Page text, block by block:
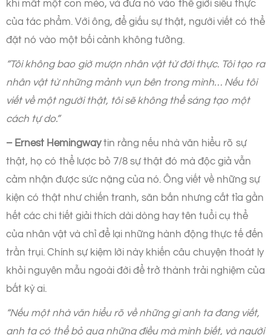
khi mất một con mèo, và đưa nó vào thế giới siêu thực
của tác phẩm. Với ông, để giấu sự thật, người viết có thể
đặt nó vào một bối cảnh không tưởng.
“Tôi không bao giờ mượn nhân vật từ đời thực. Tôi tạo ra
nhân vật từ những mảnh vụn bên trong mình… Nếu tôi
viết về một người thật, tôi sẽ không thể sáng tạo một
cách tự do.”
– Ernest Hemingwaytin rằng nếu nhà văn hiểu rõ sự
thật, họ có thể lược bỏ 7/8 sự thật đó mà độc giả vẫn
cảm nhận được sức nặng của nó. Ông viết về những sự
kiện có thật như chiến tranh, săn bắn nhưng cắt tỉa gần
hết các chi tiết giải thích dài dòng hay tên tuổi cụ thể
của nhân vật và chỉ để lại những hành động thực tế đến
trần trụi. Chính sự kiệm lời này khiến câu chuyện thoát ly
khỏi nguyên mẫu ngoài đời để trở thành trải nghiệm của
bất kỳ ai.
“Nếu một nhà văn hiểu rõ về những gì anh ta đang viết,
anh ta có thể bỏ qua những điều mà mình biết, và người